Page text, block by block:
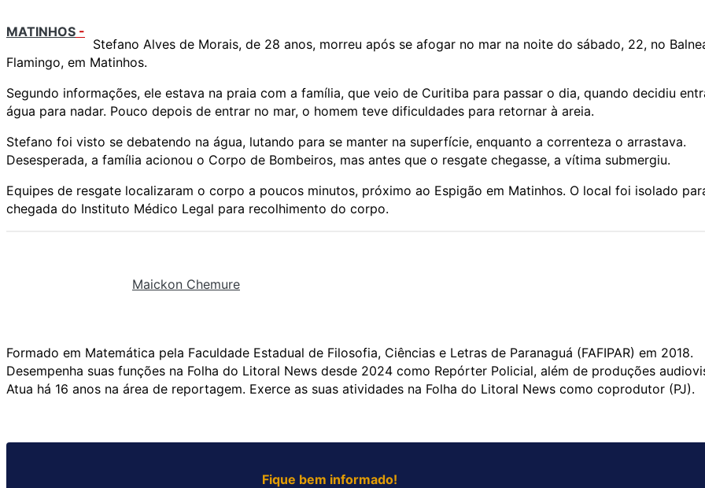
MATINHOS -
Stefano Alves de Morais, de 28 anos, morreu após se afogar no mar na noite do sábado, 22, no
Flamingo, em Matinhos.
Segundo informações, ele estava na praia com a família, que veio de Curitiba para passar o dia, quando decidiu
água para nadar. Pouco depois de entrar no mar, o homem teve dificuldades para retornar à areia.
Stefano foi visto se debatendo na água, lutando para se manter na superfície, enquanto a correnteza o arrastava.
Desesperada, a família acionou o Corpo de Bombeiros, mas antes que o resgate chegasse, a vítima submergiu.
Equipes de resgate localizaram o corpo a poucos minutos, próximo ao Espigão em Matinhos. O local foi isolado
chegada do Instituto Médico Legal para recolhimento do corpo.
Maickon Chemure
Formado em Matemática pela Faculdade Estadual de Filosofia, Ciências e Letras de Paranaguá (FAFIPAR) em 2018.
Desempenha suas funções na Folha do Litoral News desde 2024 como Repórter Policial, além de produções
Atua há 16 anos na área de reportagem. Exerce as suas atividades na Folha do Litoral News como coprodutor (PJ).
Fique bem informado!